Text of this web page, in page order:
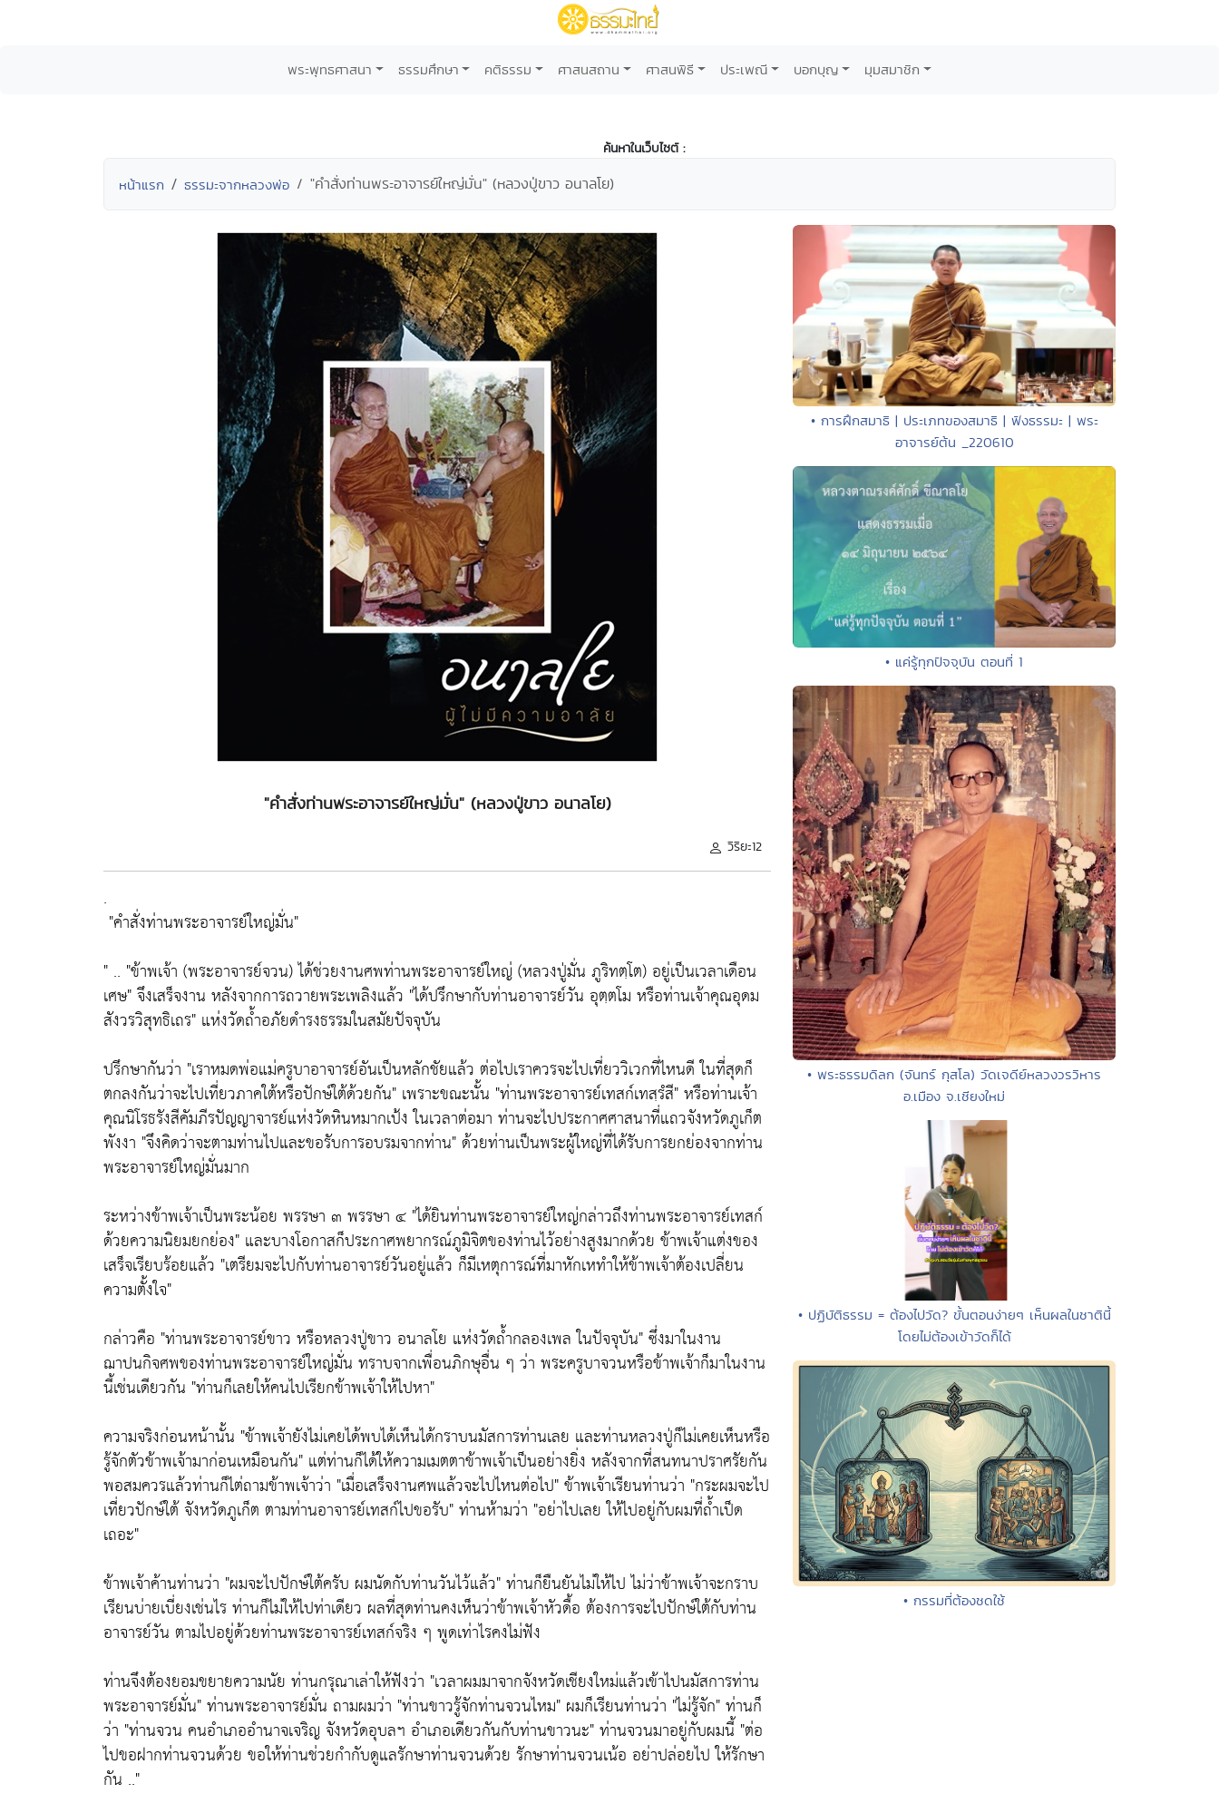
พระพุทธศาสนา ธรรมศึกษา คติธรรม ศาสนสถาน ศาสนพิธี ประเพณี บอกบุญ มุมสมาชิก
ค้นหาในเว็บไซต์ :
หน้าแรก ธรรมะจากหลวงพ่อ "คำสั่งท่านพระอาจารย์ใหญ่มั่น" (หลวงปู่ขาว อนาลโย)
"คำสั่งท่านพระอาจารย์ใหญ่มั่น" (หลวงปู่ขาว อนาลโย)
วิริยะ12
.
"คำสั่งท่านพระอาจารย์ใหญ่มั่น"
" .. "ข้าพเจ้า (พระอาจารย์จวน) ได้ช่วยงานศพท่านพระอาจารย์ใหญ่ (หลวงปู่มั่น ภูริทตฺโต) อยู่เป็นเวลาเดือน
เศษ"จึงเสร็จงาน หลังจากการถวายพระเพลิงแล้ว "ได้ปรึกษากับท่านอาจารย์วัน อุตฺตโม หรือท่านเจ้าคุณอุดม
สังวรวิสุทธิเถร" แห่งวัดถ้ำอภัยดำรงธรรมในสมัยปัจจุบัน
ปรึกษากันว่า "เราหมดพ่อแม่ครูบาอาจารย์อันเป็นหลักชัยแล้ว ต่อไปเราควรจะไปเที่ยววิเวกที่ไหนดี ในที่สุดก็
ตกลงกันว่าจะไปเที่ยวภาคใต้หรือปักษ์ใต้ด้วยกัน" เพราะขณะนั้น "ท่านพระอาจารย์เทสก์เทสฺรํสี"หรือท่านเจ้า
คุณนิโรธรังสีคัมภีรปัญญาจารย์แห่งวัดหินหมากเป้ง ในเวลาต่อมา ท่านจะไปประกาศศาสนาที่แถวจังหวัดภูเก็ต
พังงา "จึงคิดว่าจะตามท่านไปและขอรับการอบรมจากท่าน"ด้วยท่านเป็นพระผู้ใหญ่ที่ได้รับการยกย่องจากท่าน
พระอาจารย์ใหญ่มั่นมาก
ระหว่างข้าพเจ้าเป็นพระน้อย พรรษา ๓ พรรษา ๔ "ได้ยินท่านพระอาจารย์ใหญ่กล่าวถึงท่านพระอาจารย์เทสก์
ด้วยความนิยมยกย่อง" และบางโอกาสก็ประกาศพยากรณ์ภูมิจิตของท่านไว้อย่างสูงมากด้วย ข้าพเจ้าแต่งของ
เสร็จเรียบร้อยแล้ว "เตรียมจะไปกับท่านอาจารย์วันอยู่แล้ว ก็มีเหตุการณ์ที่มาหักเหทำให้ข้าพเจ้าต้องเปลี่ยน
ความตั้งใจ"
กล่าวคือ "ท่านพระอาจารย์ขาว หรือหลวงปู่ขาว อนาลโย แห่งวัดถ้ำกลองเพล ในปัจจุบัน"ซึ่งมาในงาน
ฌาปนกิจศพของท่านพระอาจารย์ใหญ่มั่น ทราบจากเพื่อนภิกษุอื่น ๆ ว่า พระครูบาจวนหรือข้าพเจ้าก็มาในงาน
นี้เช่นเดียวกัน "ท่านก็เลยให้คนไปเรียกข้าพเจ้าให้ไปหา"
ความจริงก่อนหน้านั้น "ข้าพเจ้ายังไม่เคยได้พบได้เห็นได้กราบนมัสการท่านเลย และท่านหลวงปู่ก็ไม่เคยเห็นหรือ
รู้จักตัวข้าพเจ้ามาก่อนเหมือนกัน" แต่ท่านก็ได้ให้ความเมตตาข้าพเจ้าเป็นอย่างยิ่ง หลังจากที่สนทนาปราศรัยกัน
พอสมควรแล้วท่านก็ไต่ถามข้าพเจ้าว่า "เมื่อเสร็จงานศพแล้วจะไปไหนต่อไป"ข้าพเจ้าเรียนท่านว่า "กระผมจะไป
เที่ยวปักษ์ใต้ จังหวัดภูเก็ต ตามท่านอาจารย์เทสก์ไปขอรับ"ท่านห้ามว่า "อย่าไปเลย ให้ไปอยู่กับผมที่ถ้ำเป็ด
เถอะ"
ข้าพเจ้าค้านท่านว่า "ผมจะไปปักษ์ใต้ครับ ผมนัดกับท่านวันไว้แล้ว"ท่านก็ยืนยันไม่ให้ไป ไม่ว่าข้าพเจ้าจะกราบ
เรียนบ่ายเบี่ยงเช่นไร ท่านก็ไม่ให้ไปท่าเดียว ผลที่สุดท่านคงเห็นว่าข้าพเจ้าหัวดื้อ ต้องการจะไปปักษ์ใต้กับท่าน
อาจารย์วัน ตามไปอยู่ด้วยท่านพระอาจารย์เทสก์จริง ๆ พูดเท่าไรคงไม่ฟัง
ท่านจึงต้องยอมขยายความนัย ท่านกรุณาเล่าให้ฟังว่า "เวลาผมมาจากจังหวัดเชียงใหม่แล้วเข้าไปนมัสการท่าน
พระอาจารย์มั่น"ท่านพระอาจารย์มั่น ถามผมว่า "ท่านขาวรู้จักท่านจวนไหม" ผมก็เรียนท่านว่า "ไม่รู้จัก"ท่านก็
ว่า "ท่านจวน คนอำเภออำนาจเจริญ จังหวัดอุบลฯ อำเภอเดียวกันกับท่านขาวนะ"ท่านจวนมาอยู่กับผมนี้ "ต่อ
ไปขอฝากท่านจวนด้วย ขอให้ท่านช่วยกำกับดูแลรักษาท่านจวนด้วย รักษาท่านจวนเน้อ อย่าปล่อยไป ให้รักษา
กัน .."
• การฝึกสมาธิ | ประเภทของสมาธิ | ฟังธรรมะ | พระ
อาจารย์ต้น _220610
• แค่รู้ทุกปัจจุบัน ตอนที่ 1
• พระธรรมดิลก (จันทร์ กุสโล) วัดเจดีย์หลวงวรวิหาร
อ.เมือง จ.เชียงใหม่
• ปฏิบัติธรรม = ต้องไปวัด? ขั้นตอนง่ายๆ เห็นผลในชาตินี้
โดยไม่ต้องเข้าวัดก็ได้
• กรรมที่ต้องชดใช้